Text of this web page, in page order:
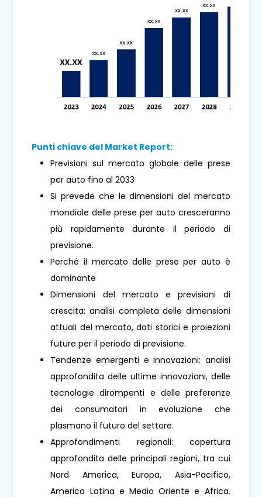
Punti chiave del Market Report:
Previsioni sul mercato globale delle prese
per auto fino al 2033
Si prevede che le dimensioni del mercato
mondiale delle prese per auto cresceranno
più rapidamente durante il periodo di
previsione.
Perché il mercato delle prese per auto è
dominante
Dimensioni del mercato e previsioni di
crescita: analisi completa delle dimensioni
attuali del mercato, dati storici e proiezioni
future per il periodo di previsione.
Tendenze emergenti e innovazioni: analisi
approfondita delle ultime innovazioni, delle
tecnologie dirompenti e delle preferenze
dei consumatori in evoluzione che
plasmano il futuro del settore.
Approfondimenti regionali: copertura
approfondita delle principali regioni, tra cui
Nord America, Europa, Asia-Pacifico,
America Latina e Medio Oriente e Africa.